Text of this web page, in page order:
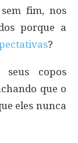
fim, nos
porque a
?
seus copos
que o
eles nunca